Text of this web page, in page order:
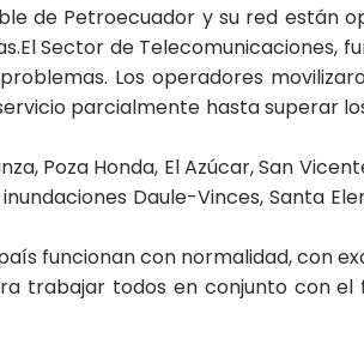
de Petroecuador y su red están
Sector de Telecomunicaciones,
Los operadores
parcialmente hasta superar
Poza Honda, El Azúcar, San
Daule-Vinces, Santa
funcionan con normalidad, con
trabajar todos en conjunto con